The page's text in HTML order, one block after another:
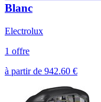
Blanc
Electrolux
1 offre
à partir de 942.60 €